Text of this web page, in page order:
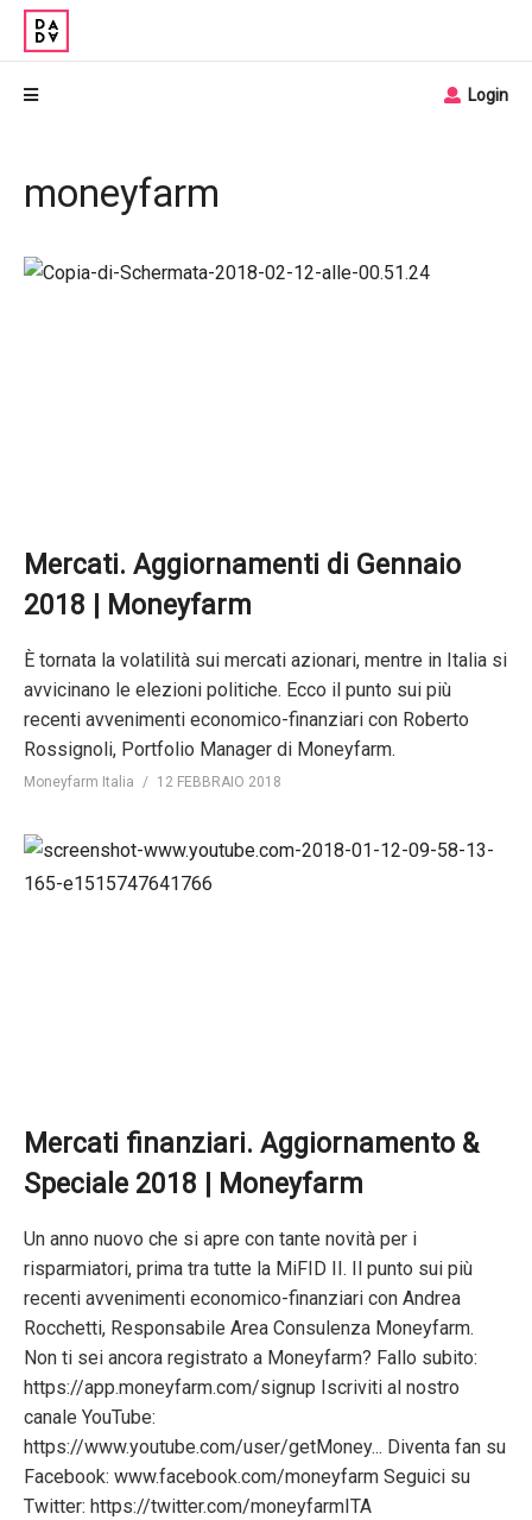
Login
moneyfarm
Mercati. Aggiornamenti di Gennaio
2018 | Moneyfarm
È tornata la volatilità sui mercati azionari, mentre in Italia si
avvicinano le elezioni politiche. Ecco il punto sui più
recenti avvenimenti economico-finanziari con Roberto
Rossignoli, Portfolio Manager di Moneyfarm.
Moneyfarm Italia 12 FEBBRAIO 2018
Mercati finanziari. Aggiornamento &
Speciale 2018 | Moneyfarm
Un anno nuovo che si apre con tante novità per i
risparmiatori, prima tra tutte la MiFID II. Il punto sui più
recenti avvenimenti economico-finanziari con Andrea
Rocchetti, Responsabile Area Consulenza Moneyfarm.
Non ti sei ancora registrato a Moneyfarm? Fallo subito:
https://app.moneyfarm.com/signup Iscriviti al nostro
canale YouTube:
https://www.youtube.com/user/getMoney... Diventa fan su
Facebook: www.facebook.com/moneyfarm Seguici su
Twitter: https://twitter.com/moneyfarmITA